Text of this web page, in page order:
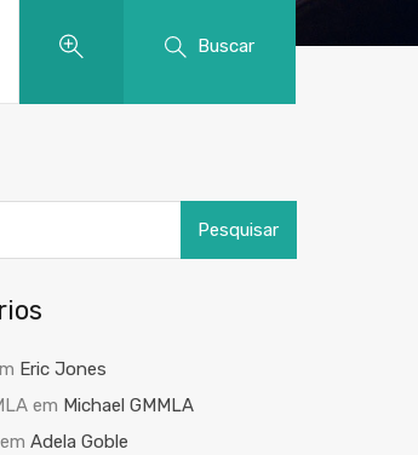
Buscar
por:
Eric Jones
em Michael GMMLA
em Adela Goble